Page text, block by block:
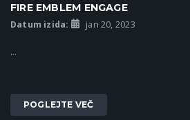
FIRE EMBLEM ENGAGE
Datum izida: jan 20, 2023
...
POGLEJTE VEČ